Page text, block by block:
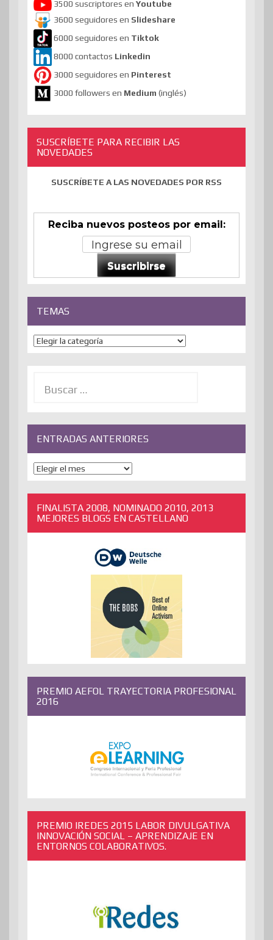
3500 suscriptores en Youtube
3600 seguidores en Slideshare
6000 seguidores en Tiktok
8000 contactos Linkedin
3000 seguidores en Pinterest
3000 followers en Medium (inglés)
SUSCRÍBETE PARA RECIBIR LAS
NOVEDADES
SUSCRÍBETE A LAS NOVEDADES POR RSS
Reciba nuevos posteos por email:
Suscribirse
TEMAS
Temas
ENTRADAS ANTERIORES
ENTRADAS
ANTERIORES
FINALISTA 2008, NOMINADO 2010, 2013
MEJORES BLOGS EN CASTELLANO
PREMIO AEFOL TRAYECTORIA PROFESIONAL
2016
PREMIO IREDES 2015 LABOR DIVULGATIVA
INNOVACIÓN SOCIAL – APRENDIZAJE EN
ENTORNOS COLABORATIVOS.